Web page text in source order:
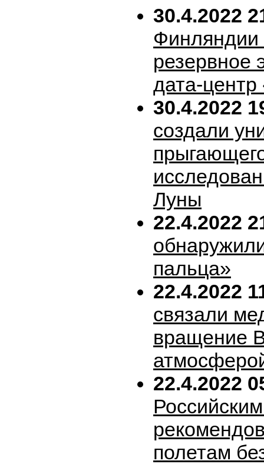
30.4.2022
резервное
дата-
30.4.2022
создали
Луны
22.4.2022
пальца»
22.4.2022
связали
вращение
22.4.2022
полетам